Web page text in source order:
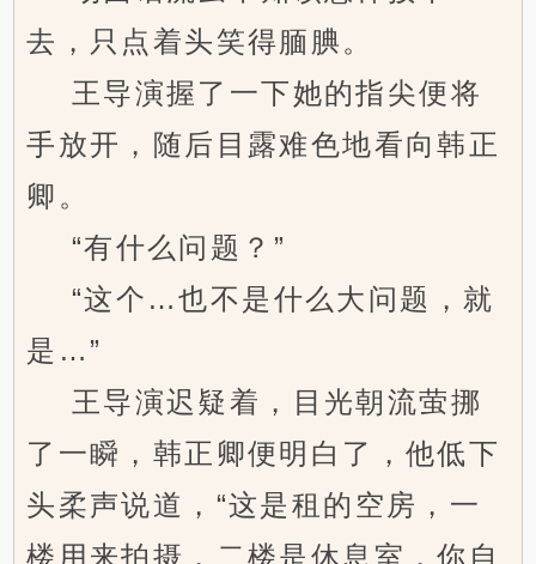
去，只点着头笑得腼腆。
王导演握了一下她的指尖便将
手放开，随后目露难色地看向韩正
卿。
“有什么问题？”
“这个…也不是什么大问题，就
是…”
王导演迟疑着，目光朝流萤挪
了一瞬，韩正卿便明白了，他低下
头柔声说道，“这是租的空房，一
楼用来拍摄，二楼是休息室，你自